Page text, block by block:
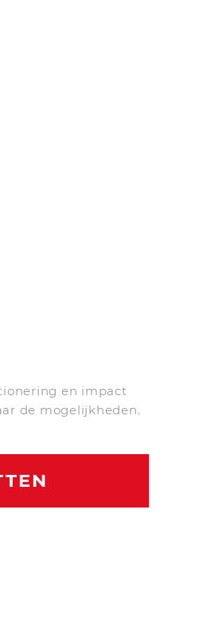
en impact
de mogelijkheden.